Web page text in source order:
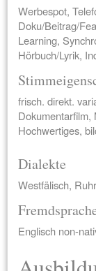
Werbespot,
Doku/Beitrag/
Learning,
Hörbuch/Lyrik,
frisch. direkt.
Dokumentarfilm,
Hochwertiges,
Dialekte
Westfälisch,
Englisch non-